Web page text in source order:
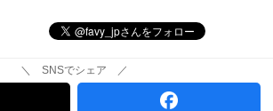
＼ SNSでシェア ／